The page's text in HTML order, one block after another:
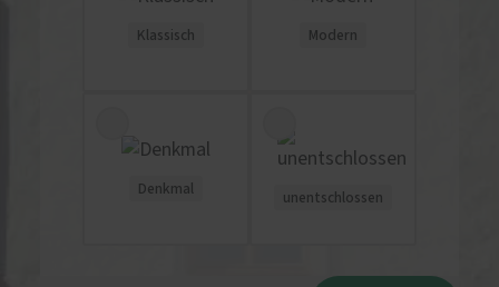
Klassisch Modern
Denkmal
unentschlossen